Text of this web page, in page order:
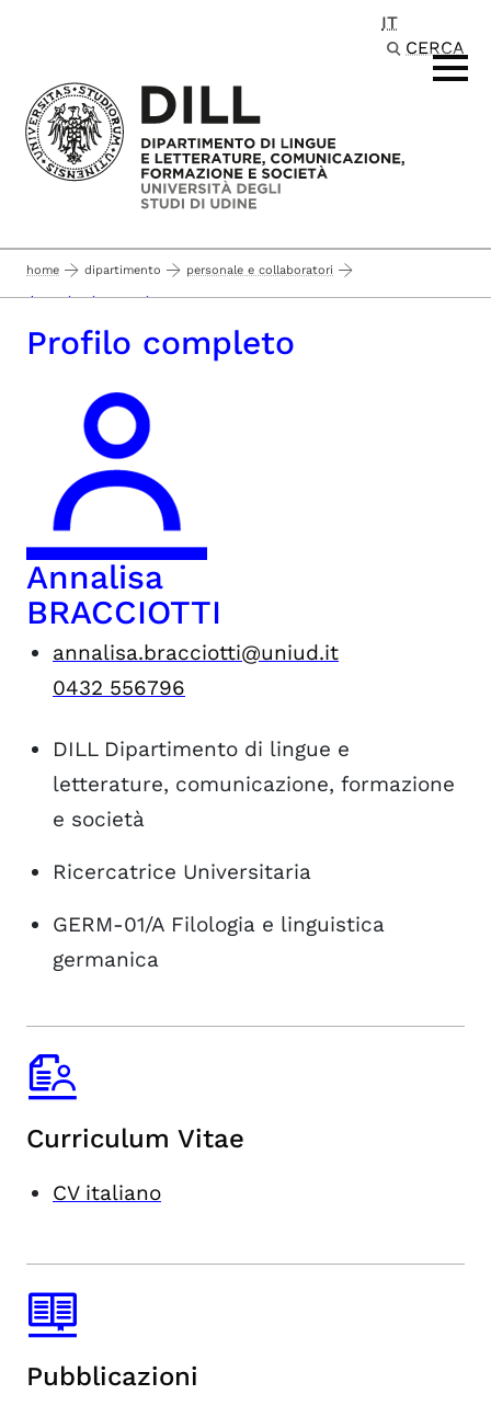
IT
CERCA
home dipartimento personale e collaboratori
docenti e ricercatori
Profilo completo
Annalisa
BRACCIOTTI
annalisa.bracciotti@uniud.it
0432 556796
DILL Dipartimento di lingue e
letterature, comunicazione, formazione
e società
Ricercatrice Universitaria
GERM-01/A Filologia e linguistica
germanica
Curriculum Vitae
CV italiano
Pubblicazioni